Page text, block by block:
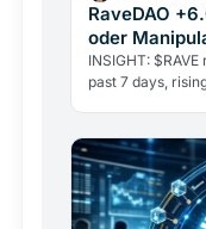
RaveDAO
oder
INSIGHT:
past 7 days,
RAVE?
(@coingecko)
Derivatemärkten